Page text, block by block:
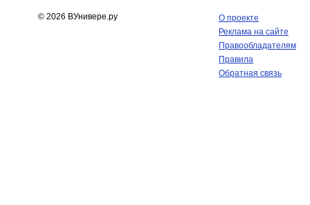
© 2026 ВУнивере.ру
О проекте
Реклама на сайте
Правообладателям
Правила
Обратная связь